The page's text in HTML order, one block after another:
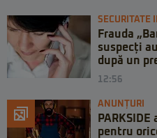
SECURITATE
Frauda
suspecți
după un
12:56
ANUNȚURI
pentru